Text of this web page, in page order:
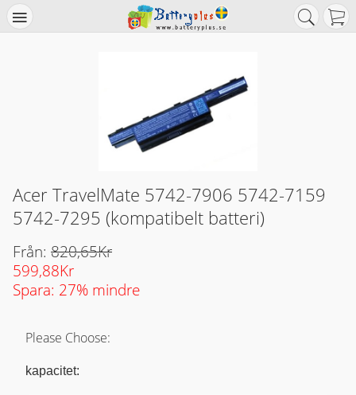
Acer TravelMate 5742-7906 5742-7159
5742-7295 (kompatibelt batteri)
Från: 820,65Kr
599,88Kr
Spara: 27% mindre
Please Choose:
kapacitet: